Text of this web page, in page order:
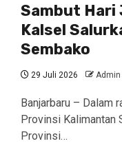
Sambut Hari
Kalsel
Sembako
29 Juli 2026 Admin
Banjarbaru – Dalam
Provinsi Kalimantan
Provinsi…